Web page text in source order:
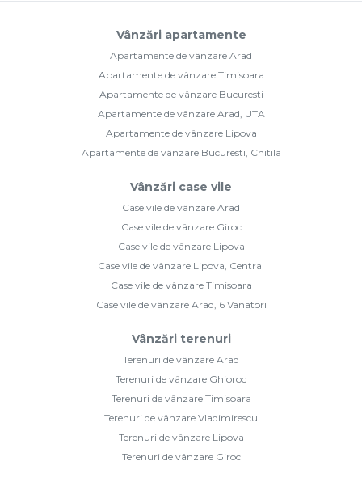
Vânzări apartamente
Apartamente de vânzare Arad
Apartamente de vânzare Timisoara
Apartamente de vânzare Bucuresti
Apartamente de vânzare Arad, UTA
Apartamente de vânzare Lipova
Apartamente de vânzare Bucuresti, Chitila
Vânzări case vile
Case vile de vânzare Arad
Case vile de vânzare Giroc
Case vile de vânzare Lipova
Case vile de vânzare Lipova, Central
Case vile de vânzare Timisoara
Case vile de vânzare Arad, 6 Vanatori
Vânzări terenuri
Terenuri de vânzare Arad
Terenuri de vânzare Ghioroc
Terenuri de vânzare Timisoara
Terenuri de vânzare Vladimirescu
Terenuri de vânzare Lipova
Terenuri de vânzare Giroc